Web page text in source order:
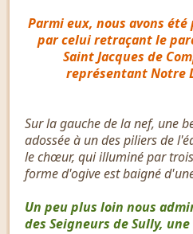
Parmi eux, nous avons
par celui retraçant le
Saint Jacques de
représentant Notre
Sur la gauche de la nef, une
adossée à un des piliers de
le chœur, qui illuminé par
forme d'ogive est baigné
Un peu plus loin nous
des Seigneurs de Sully,